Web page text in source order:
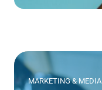
MARKETING &